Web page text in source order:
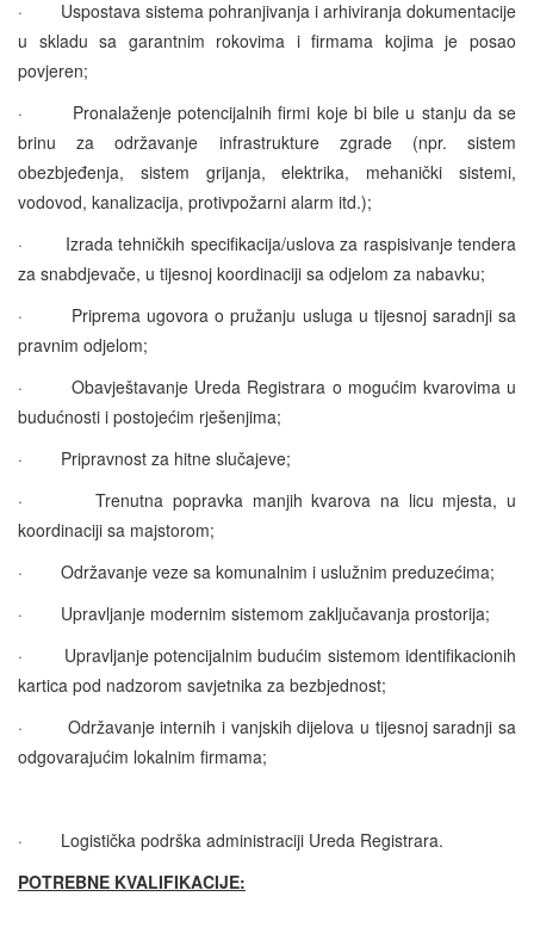
·
Uspostava sistema pohranjivanja i arhiviranja dokumentacije
u skladu sa garantnim rokovima i firmama kojima je posao
povjeren;
·
Pronalaženje potencijalnih firmi koje bi bile u stanju da se
brinu za održavanje infrastrukture zgrade (npr. sistem
obezbjeđenja, sistem grijanja, elektrika, mehanički sistemi,
vodovod, kanalizacija, protivpožarni alarm itd.);
·
Izrada tehničkih specifikacija/uslova za raspisivanje tendera
za snabdjevače, u tijesnoj koordinaciji sa odjelom za nabavku;
·
Priprema ugovora o pružanju usluga u tijesnoj saradnji sa
pravnim odjelom;
·
Obavještavanje Ureda Registrara o mogućim kvarovima u
budućnosti i postojećim rješenjima;
·
Pripravnost za hitne slučajeve;
·
Trenutna popravka manjih kvarova na licu mjesta, u
koordinaciji sa majstorom;
·
Održavanje veze sa komunalnim i uslužnim preduzećima;
·
Upravljanje modernim sistemom zaključavanja prostorija;
·
Upravljanje potencijalnim budućim sistemom identifikacionih
kartica pod nadzorom savjetnika za bezbjednost;
·
Održavanje internih i vanjskih dijelova u tijesnoj saradnji sa
odgovarajućim lokalnim firmama;
·
Logistička podrška administraciji Ureda Registrara.
POTREBNE KVALIFIKACIJE: